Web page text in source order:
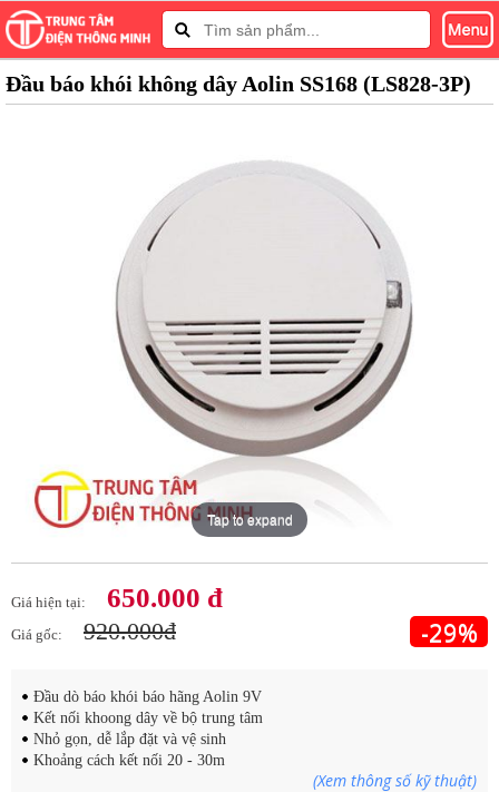
Đầu báo khói không dây Aolin SS168 (LS828-3P)
Tap to expand
Giá hiện tại: 650.000 đ
Giá gốc: 920.000đ -29%
Đầu dò báo khói báo hãng Aolin 9V
Kết nối khoong dây về bộ trung tâm
Nhỏ gọn, dễ lắp đặt và vệ sinh
Khoảng cách kết nối 20 - 30m
(Xem thông số kỹ thuật)